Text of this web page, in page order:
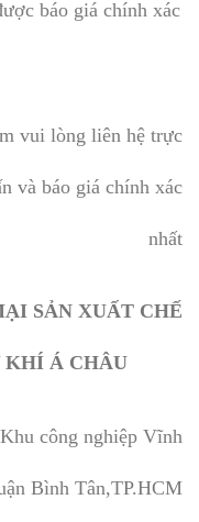
báo giá chính xác
vui lòng liên hệ trực
và báo giá chính xác
nhất
SẢN XUẤT CHẾ
KHÍ Á CHÂU
công nghiệp Vĩnh
Bình Tân,TP.HCM